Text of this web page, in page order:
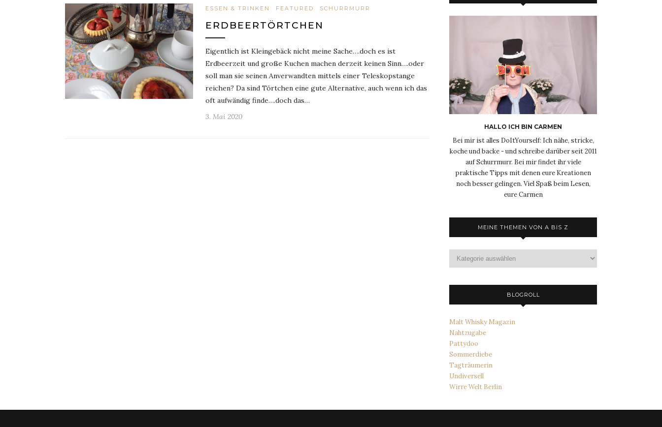
ESSEN & TRINKEN FEATURED SCHURRMURR
ERDBEERTÖRTCHEN
Eigentlich ist Kleingebäck nicht meine Sache….doch es ist
Erdbeerzeit und große Kuchen machen derzeit keinen Sinn….oder
soll man sie seinen Anverwandten mittels einer Teleskopstange
reichen? Da sind Törtchen eine gute Alternative, auch wenn ich das
oft aufwändig finde….doch das…
3. Mai 2020
HALLO ICH BIN CARMEN
Bei mir ist alles DoItYourself: Ich nähe, stricke,
koche und backe - und schreibe darüber seit 2011
auf Schurrmurr. Bei mir findet ihr viele
praktische Tipps mit denen eure Kreationen
noch besser gelingen. Viel Spaß beim Lesen,
eure Carmen
MEINE THEMEN VON A BIS Z
Themen
BLOGROLL
Malt Whisky Magazin
Nahtzugabe
Pattydoo
Sommerdiebe
Tagträumerin
Undiversell
Wirre Welt Berlin